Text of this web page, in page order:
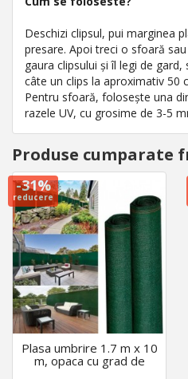
Deschizi clipsul, pui marginea
presare. Apoi treci o sfoară
gaura clipsului și îl legi de
câte un clips la aproximativ 50
Pentru sfoară, folosește una
razele UV, cu grosime de 3-5
Produse cumparate
-31%
reducere
Plasa umbrire 1.7 m x 10
m, opaca cu grad de
umbrire 95%, densitate